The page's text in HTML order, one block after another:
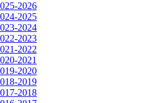
2026
2025
2024
2023
2022
2021
2020
2019
2018